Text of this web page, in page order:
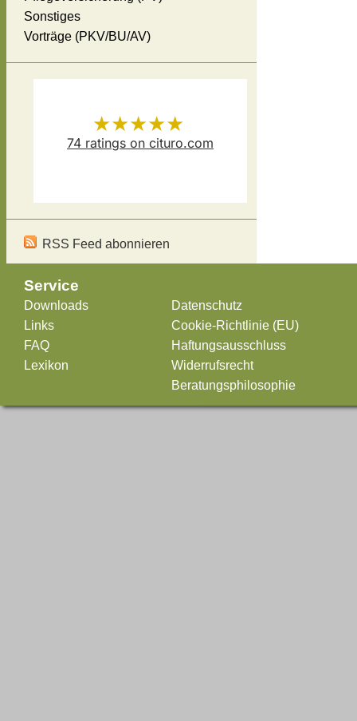
Sonstiges
Vorträge (PKV/BU/AV)
Schösserhas
★★★★★
74 ratings on cituro.com
RSS Feed abonnieren
Service
Downloads
Links
FAQ
Lexikon
Datenschutz
Cookie-Richtlinie (EU)
Haftungsausschluss
Widerrufsrecht
Beratungsphilosophie